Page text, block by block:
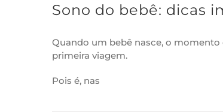
Sono do bebê: dicas
Quando um bebê nasce, o
primeira viagem.
Pois é, nas